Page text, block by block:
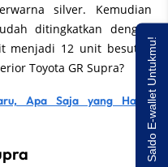
silver. Kemudian
ditingkatkan dengan
menjadi 12 unit besutan
Toyota GR Supra?
Apa Saja yang HarusSaldo E-wallet Untukmu!